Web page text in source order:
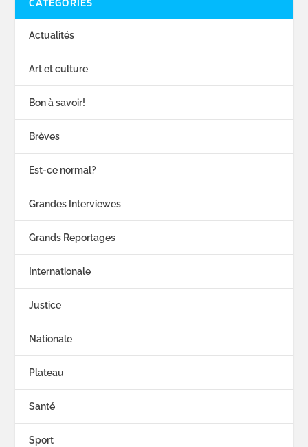
CATÉGORIES
Actualités
Art et culture
Bon à savoir!
Brèves
Est-ce normal?
Grandes Interviewes
Grands Reportages
Internationale
Justice
Nationale
Plateau
Santé
Sport